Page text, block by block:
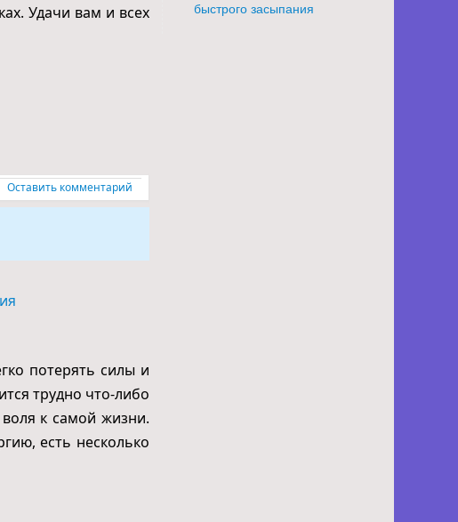
Удачи вам и всех
Оставить комментарий
потерять силы и
трудно что-либо
воля к самой жизни.
есть несколько
быстрого засыпания